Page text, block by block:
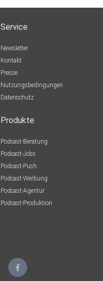
Service
Newsletter
Kontakt
Presse
Nutzungsbedingungen
Datenschutz
Produkte
Podcast-Beratung
Podcast-Jobs
Podcast-Push
Podcast-Werbung
Podcast-Agentur
Podcast-Produktion